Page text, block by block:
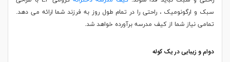
سبک و ارگونومیک ، راحتی را در تمام طول روز به فرزند شما ارائه می دهد.
تمامی نیاز شما از کیف مدرسه برآورده خواهد شد.
دوام و زیبایی در یک کوله